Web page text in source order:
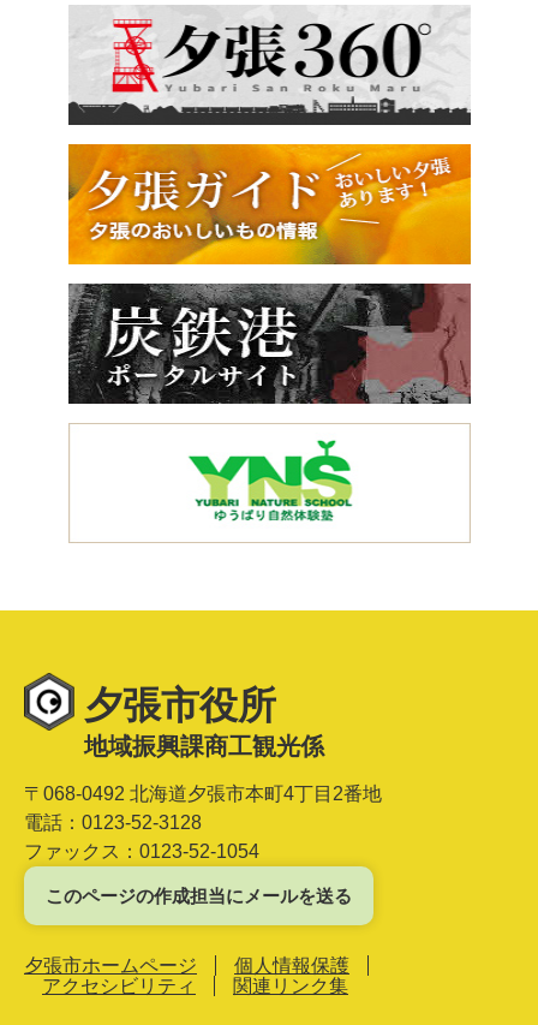
夕張市役所
地域振興課商工観光係
〒068-0492 北海道夕張市本町4丁目2番地
電話：0123-52-3128
ファックス：0123-52-1054
このページの作成担当にメールを送る
夕張市ホームページ
個人情報保護
アクセシビリティ
関連リンク集